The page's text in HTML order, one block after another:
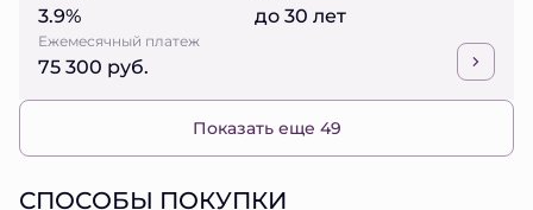
3.9% до 30 лет
Ежемесячный платеж
75 300 руб.
Показать еще 49
СПОСОБЫ ПОКУПКИ